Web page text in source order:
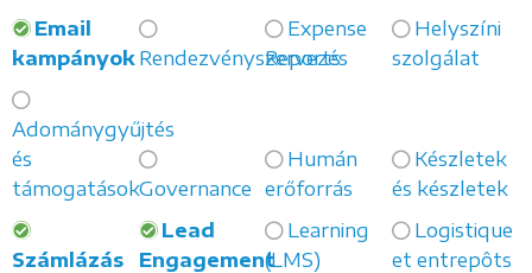
Email
kampányok Rendezvényszervezés
Expense
Reports
Helyszíni
szolgálat
Adománygyűjtés
és
támogatásokGovernance
Humán
erőforrás
Készletek
és készletek
Számlázás
Lead
Engagement
Learning
(LMS)
Logistique
et entrepôts